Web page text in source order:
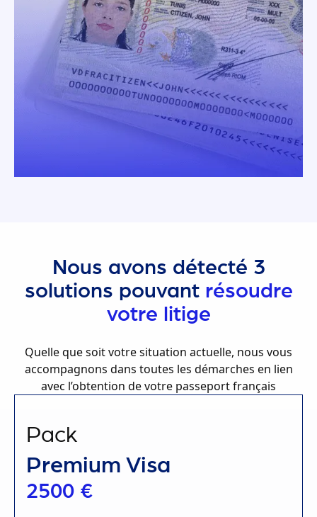
Nous avons détecté 3
solutions pouvant résoudre
votre litige
Quelle que soit votre situation actuelle, nous vous
accompagnons dans toutes les démarches en lien
avec l’obtention de votre passeport français
Pack
Premium Visa
2500 €